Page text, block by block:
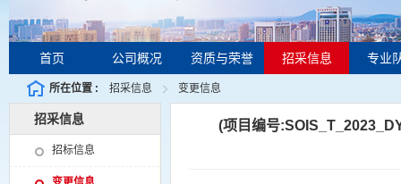
首页 公司概况 资质与荣誉 招采信息 专业
所在位置 : 招采信息 变更信息
(项目编号
招采信息
招标信息